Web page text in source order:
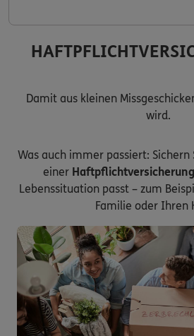
Damit aus kleinen
wird.
Was auch immer passiert:
einer Haftpflichtversicherung
Lebenssituation passt – zum
Familie oder Ihren